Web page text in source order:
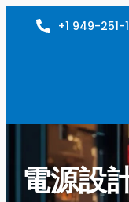
+1 949-251-
電源設